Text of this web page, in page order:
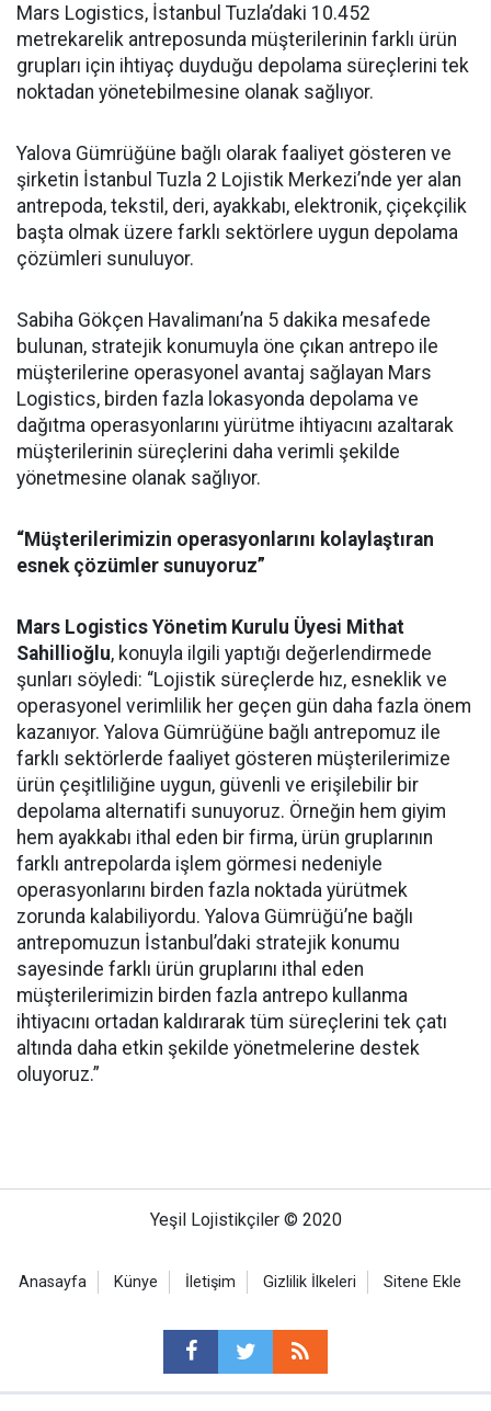
Mars Logistics, İstanbul Tuzla’daki 10.452
metrekarelik antreposunda müşterilerinin farklı ürün
grupları için ihtiyaç duyduğu depolama süreçlerini tek
noktadan yönetebilmesine olanak sağlıyor.
Yalova Gümrüğüne bağlı olarak faaliyet gösteren ve
şirketin İstanbul Tuzla 2 Lojistik Merkezi’nde yer alan
antrepoda, tekstil, deri, ayakkabı, elektronik, çiçekçilik
başta olmak üzere farklı sektörlere uygun depolama
çözümleri sunuluyor.
Sabiha Gökçen Havalimanı’na 5 dakika mesafede
bulunan, stratejik konumuyla öne çıkan antrepo ile
müşterilerine operasyonel avantaj sağlayan Mars
Logistics, birden fazla lokasyonda depolama ve
dağıtma operasyonlarını yürütme ihtiyacını azaltarak
müşterilerinin süreçlerini daha verimli şekilde
yönetmesine olanak sağlıyor.
“Müşterilerimizin operasyonlarını kolaylaştıran
esnek çözümler sunuyoruz”
Mars Logistics Yönetim Kurulu Üyesi Mithat
Sahillioğlu, konuyla ilgili yaptığı değerlendirmede
şunları söyledi: “Lojistik süreçlerde hız, esneklik ve
operasyonel verimlilik her geçen gün daha fazla önem
kazanıyor. Yalova Gümrüğüne bağlı antrepomuz ile
farklı sektörlerde faaliyet gösteren müşterilerimize
ürün çeşitliliğine uygun, güvenli ve erişilebilir bir
depolama alternatifi sunuyoruz. Örneğin hem giyim
hem ayakkabı ithal eden bir firma, ürün gruplarının
farklı antrepolarda işlem görmesi nedeniyle
operasyonlarını birden fazla noktada yürütmek
zorunda kalabiliyordu. Yalova Gümrüğü’ne bağlı
antrepomuzun İstanbul’daki stratejik konumu
sayesinde farklı ürün gruplarını ithal eden
müşterilerimizin birden fazla antrepo kullanma
ihtiyacını ortadan kaldırarak tüm süreçlerini tek çatı
altında daha etkin şekilde yönetmelerine destek
oluyoruz.”
Yeşil Lojistikçiler © 2020
Anasayfa Künye İletişim Gizlilik İlkeleri Sitene Ekle